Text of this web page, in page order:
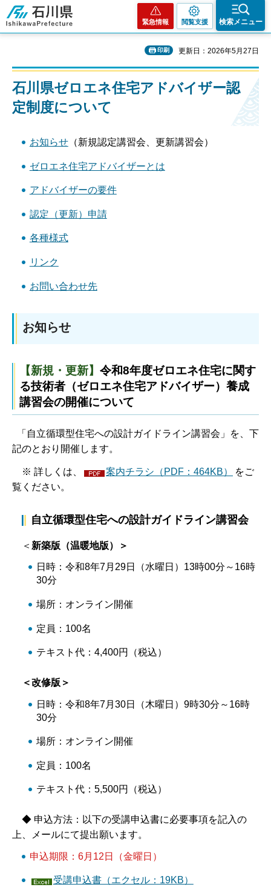
石川県
緊急情報 閲覧支援 検索メニュー
印刷 更新日：2026年5月27日
石川県ゼロエネ住宅アドバイザー認
定制度について
お知らせ（新規認定講習会、更新講習会）
ゼロエネ住宅アドバイザーとは
アドバイザーの要件
認定（更新）申請
各種様式
リンク
お問い合わせ先
お知らせ
【新規・更新】 令和8年度ゼロエネ住宅に関す
る技術者（ゼロエネ住宅アドバイザー）養成
講習会の開催について
「自立循環型住宅への設計ガイドライン講習会」を、下
記のとおり開催します。
※ 詳しくは、 案内チラシ（PDF：464KB）
をご
覧ください。
自立循環型住宅への設計ガイドライン講習会
＜ 新築版（温暖地版）＞
日時：令和8年7月29日（水曜日）13時00分～16時
30分
場所：オンライン開催
定員：100名
テキスト代：4,400円（税込）
＜改修版＞
日時：令和8年7月30日（木曜日）9時30分～16時
30分
場所：オンライン開催
定員：100名
テキスト代：5,500円（税込）
◆ 申込方法：以下の受講申込書に必要事項を記入の
上、メールにて提出願います。
申込期限：6月12日（金曜日）
受講申込書（エクセル：19KB）